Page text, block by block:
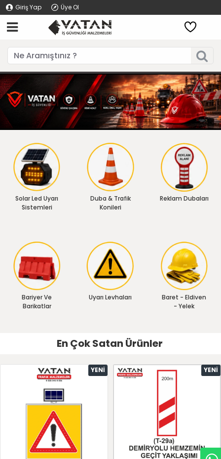
Giriş Yap Üye Ol
Solar Led Uyarı
Sistemleri
Duba & Trafik
Konileri
Reklam Dubaları
Bariyer Ve
Barikatlar
Uyarı Levhaları
Baret - Eldiven
- Yelek
En Çok Satan Ürünler
YENI YENI